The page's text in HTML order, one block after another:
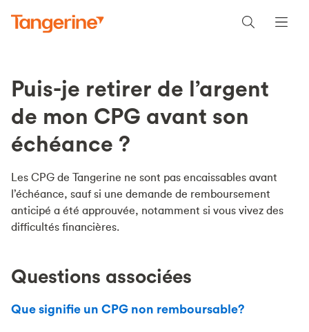
Puis-je retirer de l’argent
de mon CPG avant son
échéance ?
Les CPG de Tangerine ne sont pas encaissables avant
l’échéance, sauf si une demande de remboursement
anticipé a été approuvée, notamment si vous vivez des
difficultés financières.
Questions associées
Que signifie un CPG non remboursable?